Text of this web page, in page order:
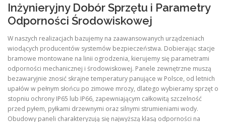
Inżynieryjny Dobór Sprzętu i Parametry
Odporności Środowiskowej
W naszych realizacjach bazujemy na zaawansowanych urządzeniach
wiodących producentów systemów bezpieczeństwa. Dobierając stacje
bramowe montowane na linii ogrodzenia, kierujemy się parametrami
odporności mechanicznej i środowiskowej. Panele zewnętrzne muszą
bezawaryjnie znosić skrajne temperatury panujące w Polsce, od letnich
upałów w pełnym słońcu po zimowe mrozy, dlatego wybieramy sprzęt o
stopniu ochrony IP65 lub IP66, zapewniającym całkowitą szczelność
przed pyłem, pyłkami drzewnymi oraz silnymi strumieniami wody.
Obudowy paneli charakteryzują się najwyższą klasą odporności na